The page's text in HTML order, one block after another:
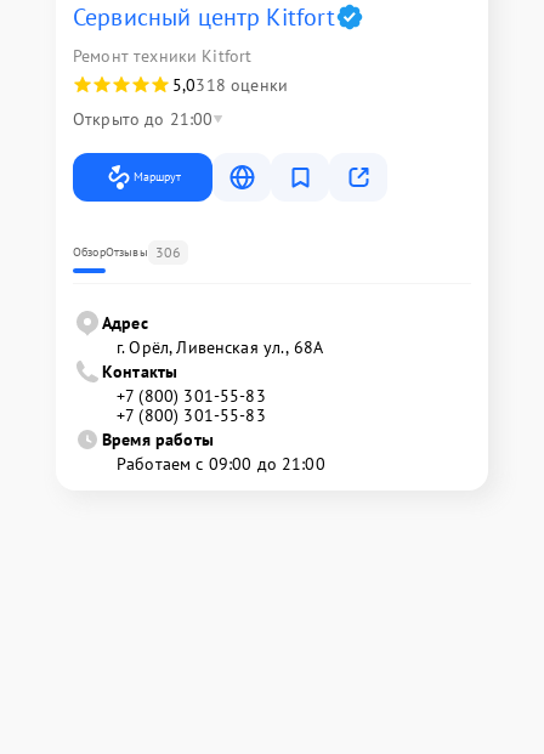
Сервисный центр Kitfort
Ремонт техники Kitfort
5,0318 оценки
Открыто до 21:00
Маршрут
ОбзорОтзывы 306
Адрес
г. Орёл, Ливенская ул., 68А
Контакты
+7 (800) 301-55-83
+7 (800) 301-55-83
Время работы
Работаем с 09:00 до 21:00